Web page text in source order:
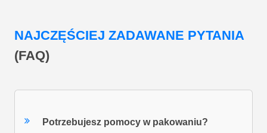
NAJCZĘŚCIEJ ZADAWANE PYTANIA
(FAQ)
Potrzebujesz pomocy w pakowaniu?